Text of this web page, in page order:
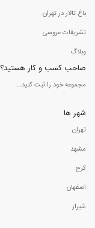
باغ تالار در تهران
تشریفات عروسی
وبلاگ
صاحب کسب و کار هستید؟
مجموعه خود را ثبت کنید...
شهر ها
تهران
مشهد
کرج
اصفهان
شیراز